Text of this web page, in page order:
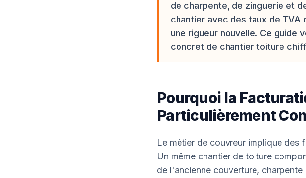
de charpente, de zinguerie et
chantier avec des taux de
une rigueur nouvelle. Ce guide
concret de chantier toiture
Pourquoi la
Particulièrement
Le métier de couvreur implique des
Un même chantier de toiture
de l'ancienne couverture,